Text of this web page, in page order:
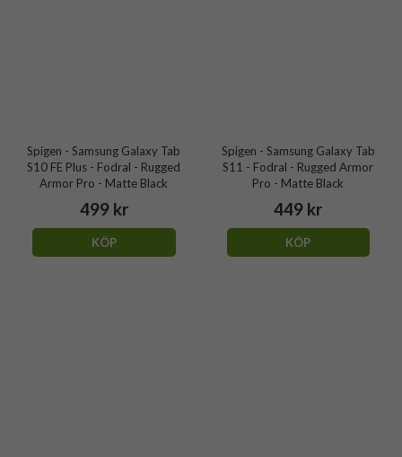
Spigen - Samsung Galaxy Tab
S10 FE Plus - Fodral - Rugged
Armor Pro - Matte Black
499 kr
KÖP
Spigen - Samsung Galaxy Tab
S11 - Fodral - Rugged Armor
Pro - Matte Black
449 kr
KÖP